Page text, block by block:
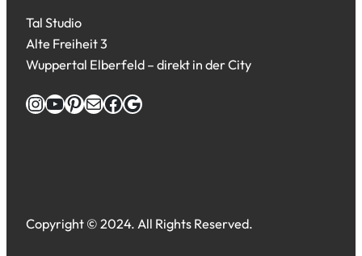
Tal Studio
Alte Freiheit 3
Wuppertal Elberfeld – direkt in der City
InstagramYouTube Pinterest E-Mail Facebook Google
Copyright © 2024. All Rights Reserved.